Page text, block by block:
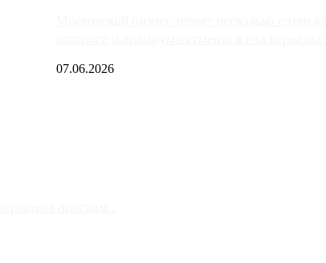
07.06.2026